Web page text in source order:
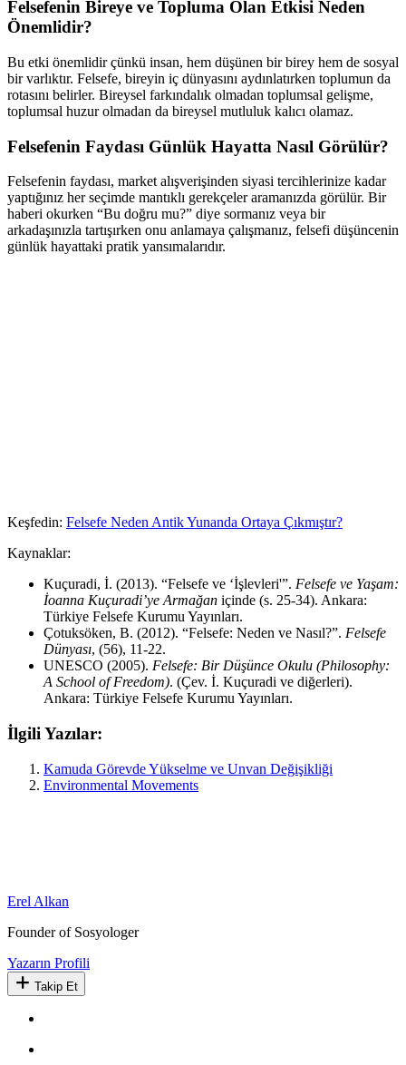
Felsefenin Bireye ve Topluma Olan Etkisi Neden
Önemlidir?
Bu etki önemlidir çünkü insan, hem düşünen bir birey hem de sosyal
bir varlıktır. Felsefe, bireyin iç dünyasını aydınlatırken toplumun da
rotasını belirler. Bireysel farkındalık olmadan toplumsal gelişme,
toplumsal huzur olmadan da bireysel mutluluk kalıcı olamaz.
Felsefenin Faydası Günlük Hayatta Nasıl Görülür?
Felsefenin faydası, market alışverişinden siyasi tercihlerinize kadar
yaptığınız her seçimde mantıklı gerekçeler aramanızda görülür. Bir
haberi okurken “Bu doğru mu?” diye sormanız veya bir
arkadaşınızla tartışırken onu anlamaya çalışmanız, felsefi düşüncenin
günlük hayattaki pratik yansımalarıdır.
Keşfedin: Felsefe Neden Antik Yunanda Ortaya Çıkmıştır?
Kaynaklar:
Kuçuradi, İ. (2013). “Felsefe ve ‘İşlevleri'”. Felsefe ve Yaşam:
İoanna Kuçuradi’ye Armağan içinde (s. 25-34). Ankara:
Türkiye Felsefe Kurumu Yayınları.
Çotuksöken, B. (2012). “Felsefe: Neden ve Nasıl?”. Felsefe
Dünyası, (56), 11-22.
UNESCO (2005). Felsefe: Bir Düşünce Okulu (Philosophy:
A School of Freedom). (Çev. İ. Kuçuradi ve diğerleri).
Ankara: Türkiye Felsefe Kurumu Yayınları.
İlgili Yazılar:
Kamuda Görevde Yükselme ve Unvan Değişikliği
Environmental Movements
Erel Alkan
Founder of Sosyologer
Yazarın Profili
Takip Et